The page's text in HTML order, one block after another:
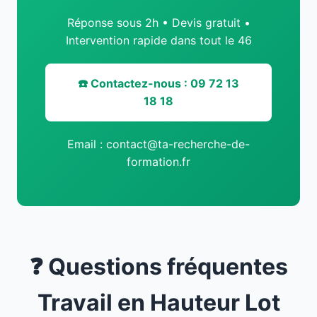
Réponse sous 2h • Devis gratuit •
Intervention rapide dans tout le 46
☎️ Contactez-nous : 09 72 13
18 18
Email : contact@ta-recherche-de-
formation.fr
❓ Questions fréquentes
Travail en Hauteur Lot